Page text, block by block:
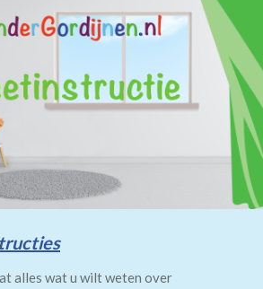
alles wat u wilt weten over